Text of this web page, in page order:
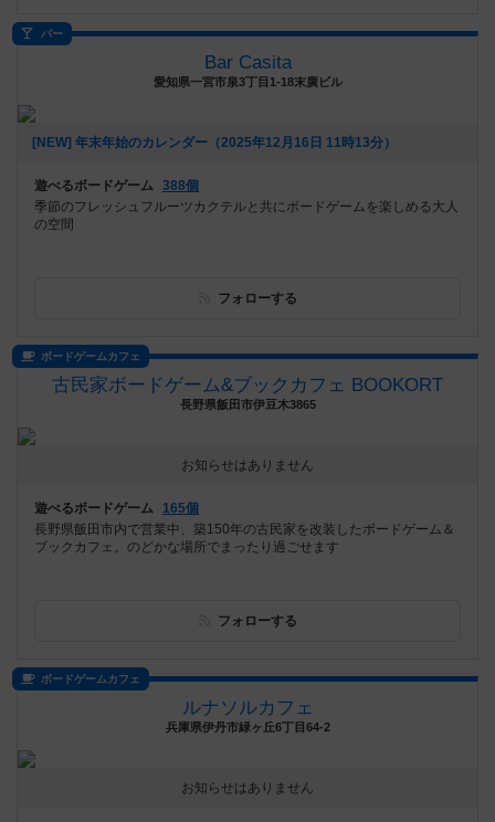
バー
Bar Casita
愛知県一宮市泉3丁目1-18末廣ビル
[NEW] 年末年始のカレンダー（2025年12月16日 11時13分）
遊べるボードゲーム 388個
季節のフレッシュフルーツカクテルと共にボードゲームを楽しめる大人
の空間
フォローする
ボードゲームカフェ
古民家ボードゲーム&ブックカフェ BOOKORT
長野県飯田市伊豆木3865
お知らせはありません
遊べるボードゲーム
165個
長野県飯田市内で営業中、築150年の古民家を改装したボードゲーム＆
ブックカフェ。のどかな場所でまったり過ごせます
フォローする
ボードゲームカフェ
ルナソルカフェ
兵庫県伊丹市緑ヶ丘6丁目64-2
お知らせはありません